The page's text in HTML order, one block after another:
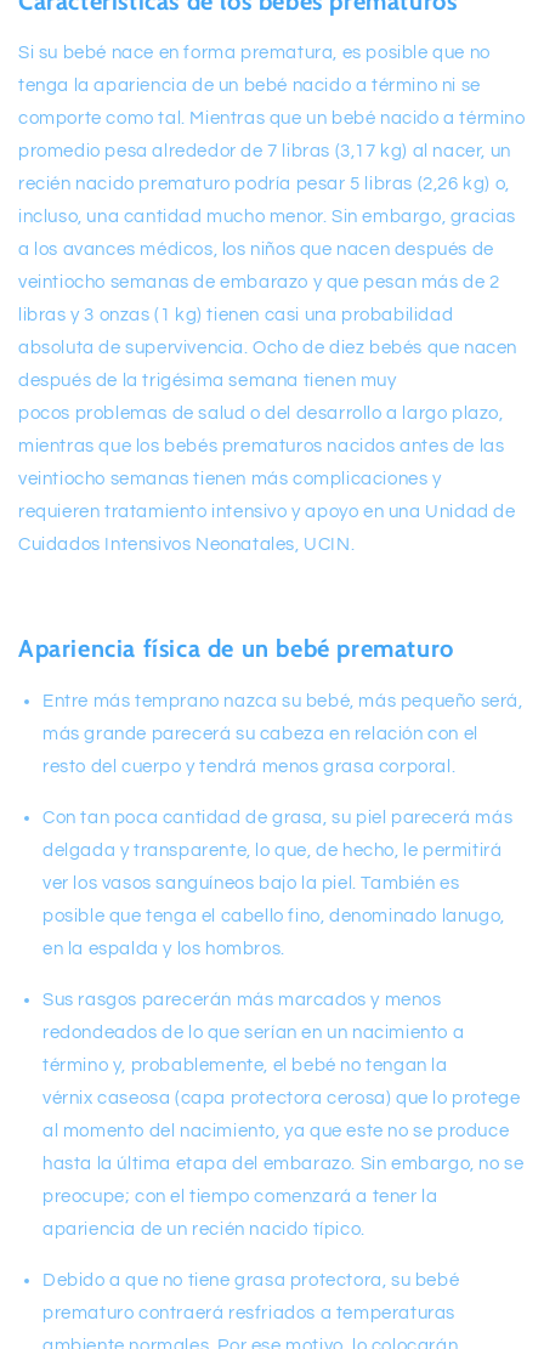
Si su bebé nace en forma prematura, es posible que no
tenga la apariencia de un bebé nacido a término ni se
comporte como tal. Mientras que un bebé nacido a término
promedio pesa alrededor de 7 libras (3,17 kg) al nacer, un
recién nacido prematuro podría pesar 5 libras (2,26 kg) o,
incluso, una cantidad mucho menor. Sin embargo, gracias
a los avances médicos, los niños que nacen después de
veintiocho semanas de embarazo y que pesan más de 2
libras y 3 onzas (1 kg) tienen casi una probabilidad
absoluta de supervivencia. Ocho de diez bebés que nacen
después de la trigésima semana tienen muy
pocos problemas de salud o del desarrollo a largo plazo,
mientras que los bebés prematuros nacidos antes de las
veintiocho semanas tienen más complicaciones y
requieren tratamiento intensivo y apoyo en una Unidad de
Cuidados Intensivos Neonatales, UCIN.
Apariencia física de un bebé prematuro
Entre más temprano nazca su bebé, más pequeño será,
más grande parecerá su cabeza en relación con el
resto del cuerpo y tendrá menos grasa corporal.
Con tan poca cantidad de grasa, su piel parecerá más
delgada y transparente, lo que, de hecho, le permitirá
ver los vasos sanguíneos bajo la piel. También es
posible que tenga el cabello fino, denominado lanugo,
en la espalda y los hombros.
Sus rasgos parecerán más marcados y menos
redondeados de lo que serían en un nacimiento a
término y, probablemente, el bebé no tengan la
vérnix caseosa (capa protectora cerosa) que lo protege
al momento del nacimiento, ya que este no se produce
hasta la última etapa del embarazo. Sin embargo, no se
preocupe; con el tiempo comenzará a tener la
apariencia de un recién nacido típico.
Debido a que no tiene grasa protectora, su bebé
prematuro contraerá resfriados a temperaturas